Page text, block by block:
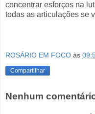
concentrar esforços na
todas as articulações se
ROSÁRIO EM FOCO às
Compartilhar
Nenhum